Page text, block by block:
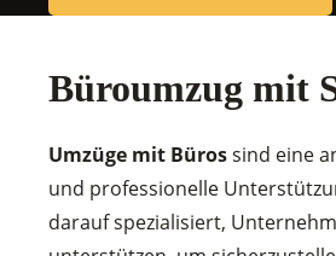
Büroumzug mit
Umzüge mit Bürossind eine
und professionelle
darauf spezialisiert,